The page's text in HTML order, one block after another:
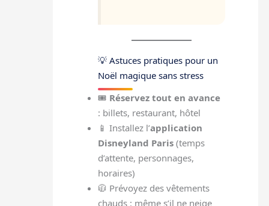
💡 Astuces pratiques pour un
Noël magique sans stress
🎟️ Réservez tout en avance
: billets, restaurant, hôtel
📱 Installez l’application
Disneyland Paris (temps
d’attente, personnages,
horaires)
🧥 Prévoyez des vêtements
chauds : même s’il ne neige